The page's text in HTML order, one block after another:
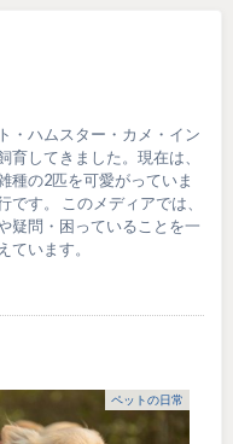
・ハムスター・カメ・イン
育してきました。現在は、
種の2匹を可愛がっていま
す。 このメディアでは、
疑問・困っていることを一
ています。
ペットの日常